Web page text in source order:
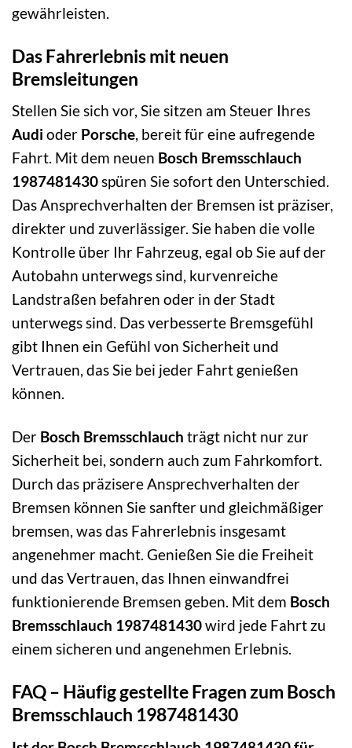
gewährleisten.
Das Fahrerlebnis mit neuen
Bremsleitungen
Stellen Sie sich vor, Sie sitzen am Steuer Ihres
Audi oder Porsche, bereit für eine aufregende
Fahrt. Mit dem neuen Bosch Bremsschlauch
1987481430spüren Sie sofort den Unterschied.
Das Ansprechverhalten der Bremsen ist präziser,
direkter und zuverlässiger. Sie haben die volle
Kontrolle über Ihr Fahrzeug, egal ob Sie auf der
Autobahn unterwegs sind, kurvenreiche
Landstraßen befahren oder in der Stadt
unterwegs sind. Das verbesserte Bremsgefühl
gibt Ihnen ein Gefühl von Sicherheit und
Vertrauen, das Sie bei jeder Fahrt genießen
können.
Der Bosch Bremsschlauch trägt nicht nur zur
Sicherheit bei, sondern auch zum Fahrkomfort.
Durch das präzisere Ansprechverhalten der
Bremsen können Sie sanfter und gleichmäßiger
bremsen, was das Fahrerlebnis insgesamt
angenehmer macht. Genießen Sie die Freiheit
und das Vertrauen, das Ihnen einwandfrei
funktionierende Bremsen geben. Mit dem Bosch
Bremsschlauch 1987481430wird jede Fahrt zu
einem sicheren und angenehmen Erlebnis.
FAQ – Häufig gestellte Fragen zum Bosch
Bremsschlauch 1987481430